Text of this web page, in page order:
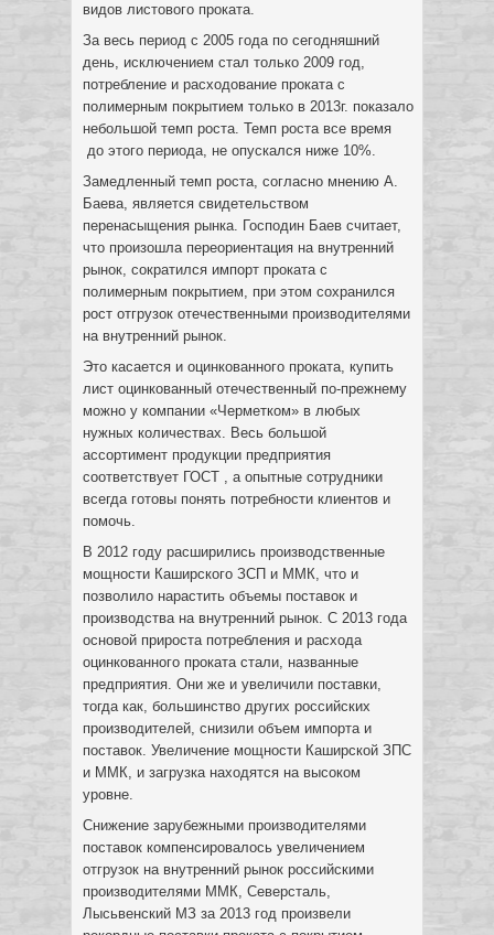
видов листового проката.
За весь период с 2005 года по сегодняшний
день, исключением стал только 2009 год,
потребление и расходование проката с
полимерным покрытием только в 2013г. показало
небольшой темп роста. Темп роста все время
до этого периода, не опускался ниже 10%.
Замедленный темп роста, согласно мнению А.
Баева, является свидетельством
перенасыщения рынка. Господин Баев считает,
что произошла переориентация на внутренний
рынок, сократился импорт проката с
полимерным покрытием, при этом сохранился
рост отгрузок отечественными производителями
на внутренний рынок.
Это касается и оцинкованного проката, купить
лист оцинкованный отечественный по-прежнему
можно у компании «Черметком» в любых
нужных количествах. Весь большой
ассортимент продукции предприятия
соответствует ГОСТ , а опытные сотрудники
всегда готовы понять потребности клиентов и
помочь.
В 2012 году расширились производственные
мощности Каширского ЗСП и ММК, что и
позволило нарастить объемы поставок и
производства на внутренний рынок. С 2013 года
основой прироста потребления и расхода
оцинкованного проката стали, названные
предприятия. Они же и увеличили поставки,
тогда как, большинство других российских
производителей, снизили объем импорта и
поставок. Увеличение мощности Каширской ЗПС
и ММК, и загрузка находятся на высоком
уровне.
Снижение зарубежными производителями
поставок компенсировалось увеличением
отгрузок на внутренний рынок российскими
производителями ММК, Северсталь,
Лысьвенский МЗ за 2013 год произвели